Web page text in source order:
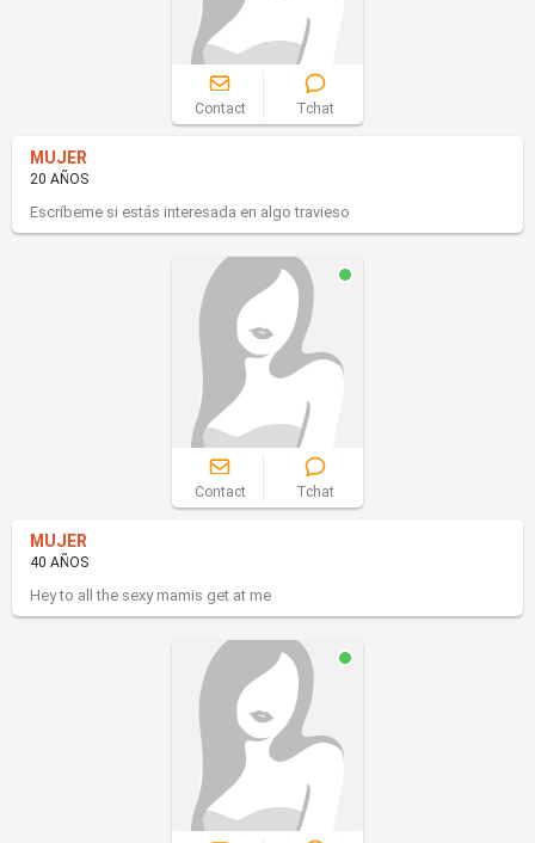
Contact Tchat
MUJER
20 AÑOS
Escríbeme si estás interesada en algo travieso
Contact Tchat
MUJER
40 AÑOS
Hey to all the sexy mamis get at me